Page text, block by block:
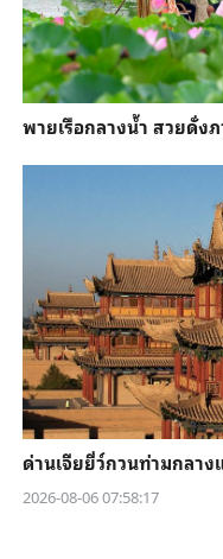
พายเรือกลางน้ำ สวยดั่ง
ด่านเจียยี่ว์กวนท่ามกลา
2026-08-06 07:58:17